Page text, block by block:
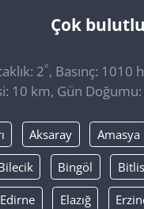
Çok bulutlu
2°, Basınç: 1010
10 km, Gün Doğumu:
Aksaray Amasya
Bingöl Bitlis
Edirne Elazığ